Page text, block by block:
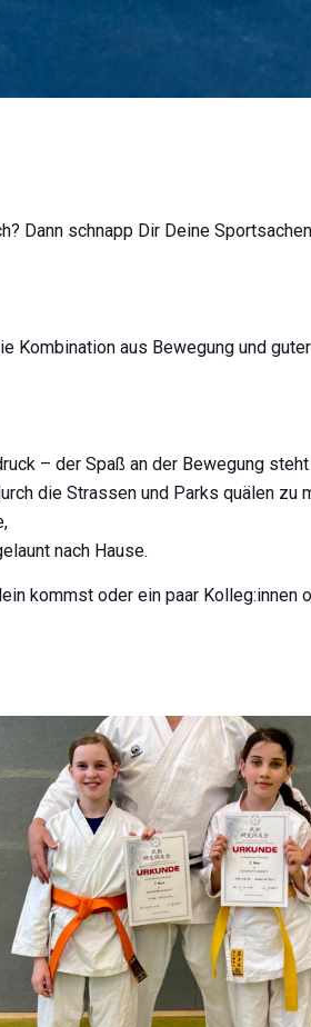
Dann schnapp Dir Deine
aus Bewegung und
– der Spaß an der Bewegung
die Strassen und Parks quälen zu
nach Hause.
kommst oder ein paar